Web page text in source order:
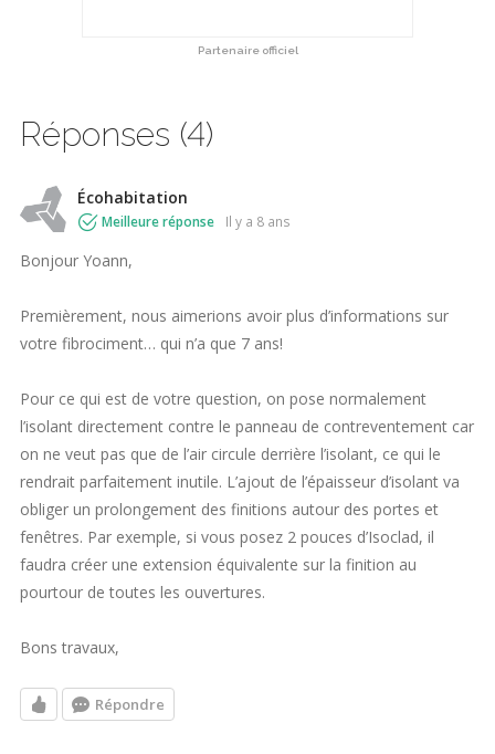
Partenaire officiel
Réponses (4)
Écohabitation
Meilleure réponse il y a 8 ans
Bonjour Yoann,
Premièrement, nous aimerions avoir plus d’informations sur
votre fibrociment… qui n’a que 7 ans!
Pour ce qui est de votre question, on pose normalement
l’isolant directement contre le panneau de contreventement car
on ne veut pas que de l’air circule derrière l’isolant, ce qui le
rendrait parfaitement inutile. L’ajout de l’épaisseur d’isolant va
obliger un prolongement des finitions autour des portes et
fenêtres. Par exemple, si vous posez 2 pouces d’Isoclad, il
faudra créer une extension équivalente sur la finition au
pourtour de toutes les ouvertures.
Bons travaux,
Répondre